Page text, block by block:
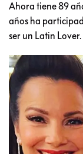
Ahora tiene 89
años ha
ser un Latin Lover.